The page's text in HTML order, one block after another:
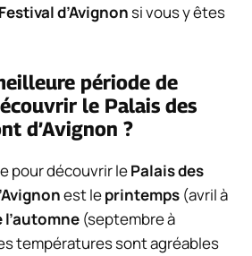
Festival d’Avignonsi vous y êtes
période de
le Palais des
d’Avignon ?
pour découvrir lePalais des
est leprintemps (avril à
l’automne (septembre à
températures sont agréables